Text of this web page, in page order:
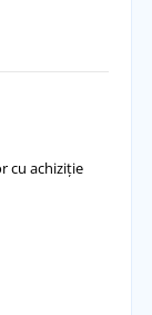
cu achiziție